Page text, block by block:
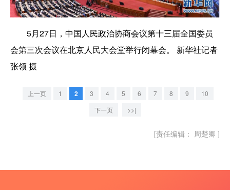
5月27日，中国人民政治协商会议第十三届全国委员
会第三次会议在北京人民大会堂举行闭幕会。 新华社记者
张领 摄
上一页 1 2 3 4 5 6 7 8 9
10
下一页
>>|
[责任编辑： 周楚卿 ]